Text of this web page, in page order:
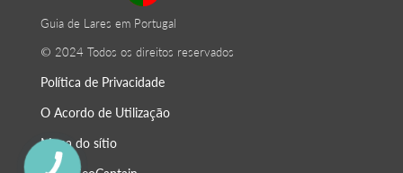
Guia de Lares em Portugal
© 2024 Todos os direitos reservados
Política de Privacidade
O Acordo de Utilização
Mapa do sítio